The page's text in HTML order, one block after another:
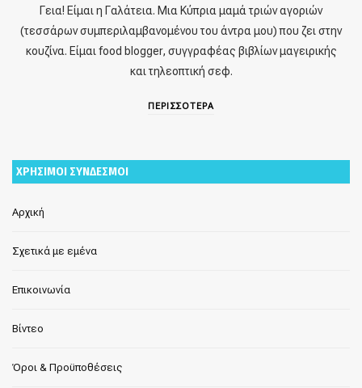
Γεια! Είμαι η Γαλάτεια. Μια Κύπρια μαμά τριών αγοριών
(τεσσάρων συμπεριλαμβανομένου του άντρα μου) που ζει στην
κουζίνα. Είμαι food blogger, συγγραφέας βιβλίων μαγειρικής
και τηλεοπτική σεφ.
ΠΕΡΙΣΣΟΤΕΡΑ
ΧΡΗΣΙΜΟΙ ΣΥΝΔΕΣΜΟΙ
Αρχική
Σχετικά με εμένα
Επικοινωνία
Βίντεο
Όροι & Προϋποθέσεις